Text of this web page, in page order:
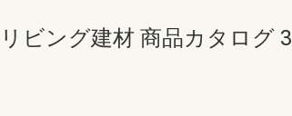
リビング建材 商品カタログ